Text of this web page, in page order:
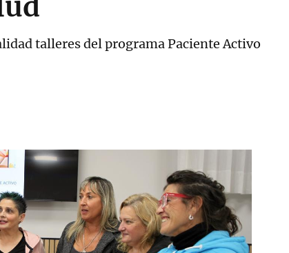
talleres del programa Paciente Activo